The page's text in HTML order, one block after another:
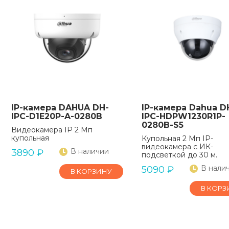
IP-камера DAHUA DH-
IPC-D1E20P-A-0280B
Видеокамера IP 2 Мп
купольная
3890 ₽ В наличии
В КОРЗИНУ
IP-камера Dahua
IPC-HDPW1230R1P-
0280B-S5
Купольная 2 Мп IP-
видеокамера с ИК-
подсветкой до 30 м.
5090 ₽ В
В